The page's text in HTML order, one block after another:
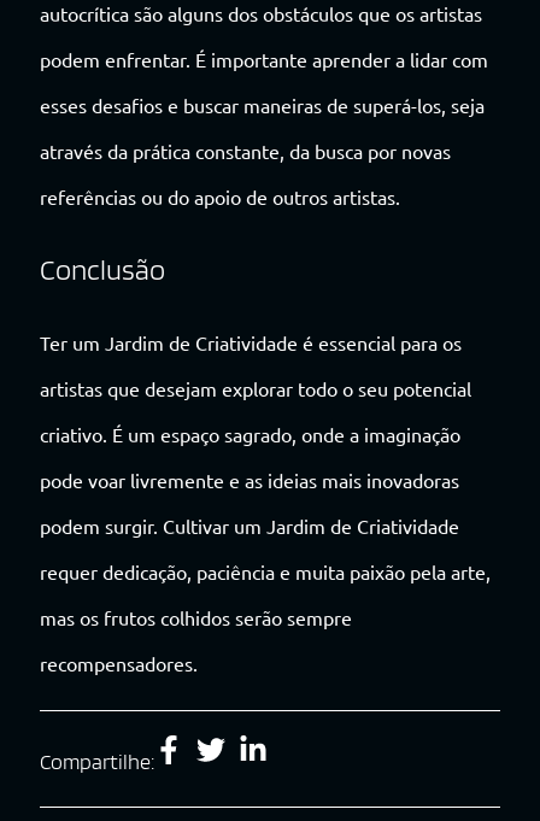
autocrítica são alguns dos obstáculos que os artistas
podem enfrentar. É importante aprender a lidar com
esses desafios e buscar maneiras de superá-los, seja
através da prática constante, da busca por novas
referências ou do apoio de outros artistas.
Conclusão
Ter um Jardim de Criatividade é essencial para os
artistas que desejam explorar todo o seu potencial
criativo. É um espaço sagrado, onde a imaginação
pode voar livremente e as ideias mais inovadoras
podem surgir. Cultivar um Jardim de Criatividade
requer dedicação, paciência e muita paixão pela arte,
mas os frutos colhidos serão sempre
recompensadores.
Compartilhe: